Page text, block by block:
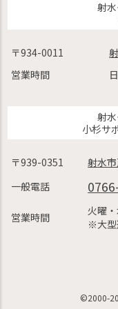
射
〒934-0011
営業時間
射
小杉サ
〒939-0351
射水
一般電話
営業時間
火曜
※大型
©2000-